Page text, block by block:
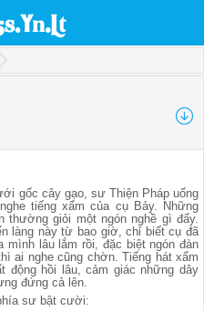
gốc cây gạo, sư Thiện Pháp uống
tiếng xẩm của cụ Bảy. Những
thường giỏi một ngón nghề gì đấy.
làng này từ bao giờ, chỉ biết cụ đã
mình lâu lắm rồi, đặc biệt ngón đàn
ai nghe cũng chờn. Tiếng hát xẩm
động hồi lâu, cảm giác những dây
đứng cả lên.
sư bật cười: